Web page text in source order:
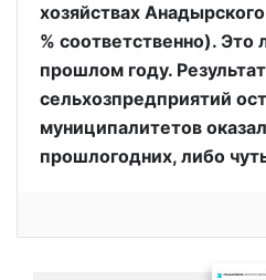
хозяйствах
% соответственно). Это
прошлом году.
сельхозпредприятий
муниципалитетов
прошлогодних, либо